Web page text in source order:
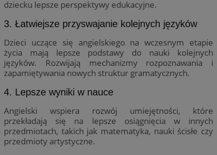
dziecku lepsze perspektywy edukacyjne.
3. Łatwiejsze przyswajanie kolejnych języków
Dzieci uczące się angielskiego na wczesnym etapie
życia mają lepsze podstawy do nauki kolejnych
języków. Rozwijają mechanizmy rozpoznawania i
zapamiętywania nowych struktur gramatycznych.
4. Lepsze wyniki w nauce
Angielski wspiera rozwój umiejętności, które
przekładają się na lepsze osiągnięcia w innych
przedmiotach, takich jak matematyka, nauki ścisłe czy
przedmioty artystyczne.